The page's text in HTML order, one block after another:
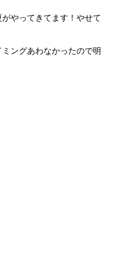
やってきてます！やせて
ングあわなかったので明